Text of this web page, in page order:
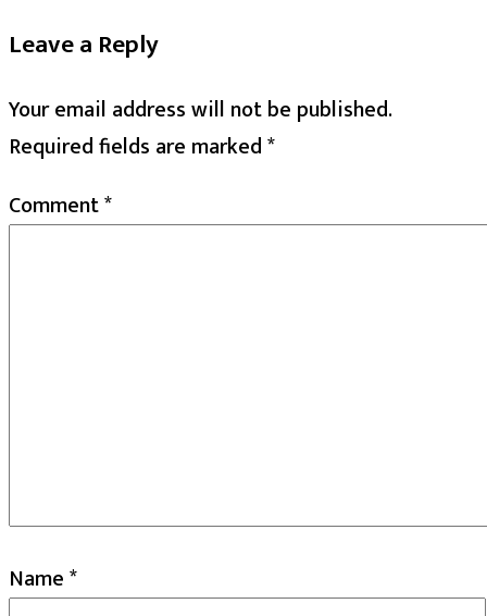
Leave a Reply
Your email address will not be published.
Required fields are marked*
Comment*
Name*